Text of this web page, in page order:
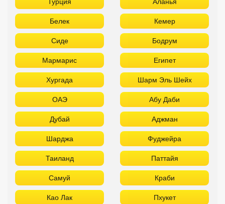
Используйте удобные фильтры
Турция Аланья
Белек Кемер
Сиде Бодрум
Мармарис Египет
Хургада Шарм Эль Шейх
ОАЭ Абу Даби
Дубай Аджман
Шарджа Фуджейра
Таиланд Паттайя
Самуй Краби